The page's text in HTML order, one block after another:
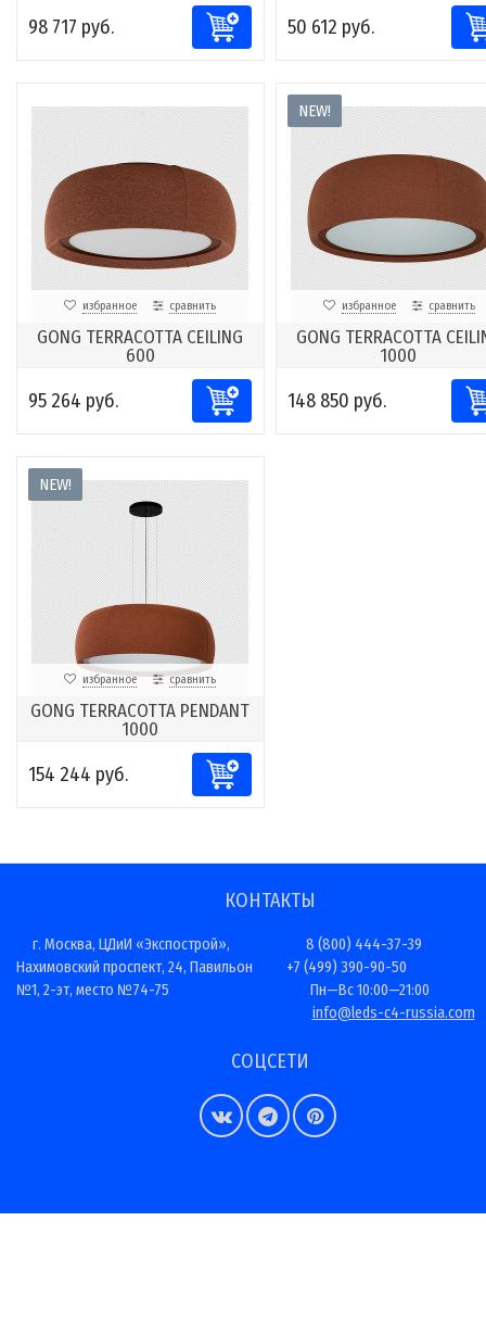
98 717 руб. 50 612 руб.
избранное сравнить
GONG TERRACOTTA CEILING
600
95 264 руб.
NEW!
избранное сравнить
GONG TERRACOTTA
1000
148 850 руб.
NEW!
избранное сравнить
GONG TERRACOTTA PENDANT
1000
154 244 руб.
КОНТАКТЫ
г. Москва, ЦДиИ «Экспострой»,
Нахимовский проспект, 24, Павильон
№1, 2-эт, место №74-75
8 (800) 444-37-39
+7 (499) 390-90-50
Пн—Вс 10:00—21:00
info@leds-c4-russia.com
СОЦСЕТИ